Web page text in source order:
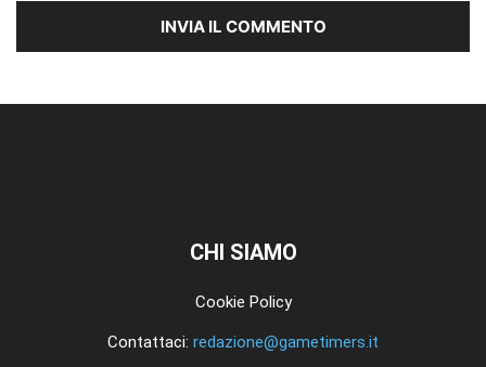
CHI SIAMO
Cookie Policy
Contattaci: redazione@gametimers.it